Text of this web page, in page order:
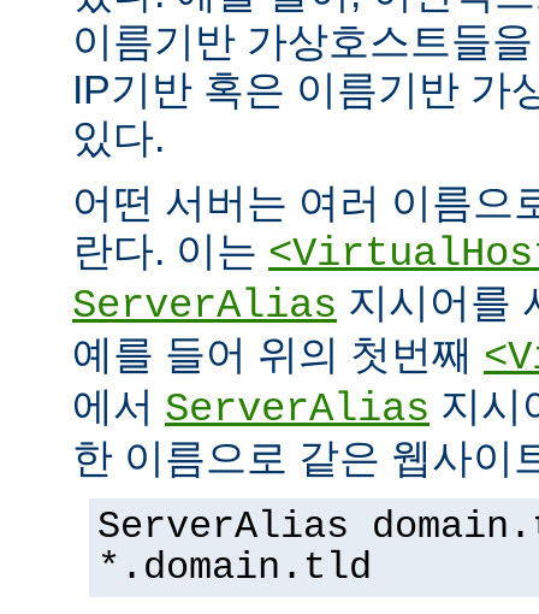
이름기반 가상호스트들
IP기반 혹은 이름기반 가
있다.
어떤 서버는 여러 이름으
란다. 이는
ServerAlias 지시어를
예를 들어 위의 첫번째
에서 ServerAlias 지시
한 이름으로 같은 웹사이
ServerAlias
*.domain.tld